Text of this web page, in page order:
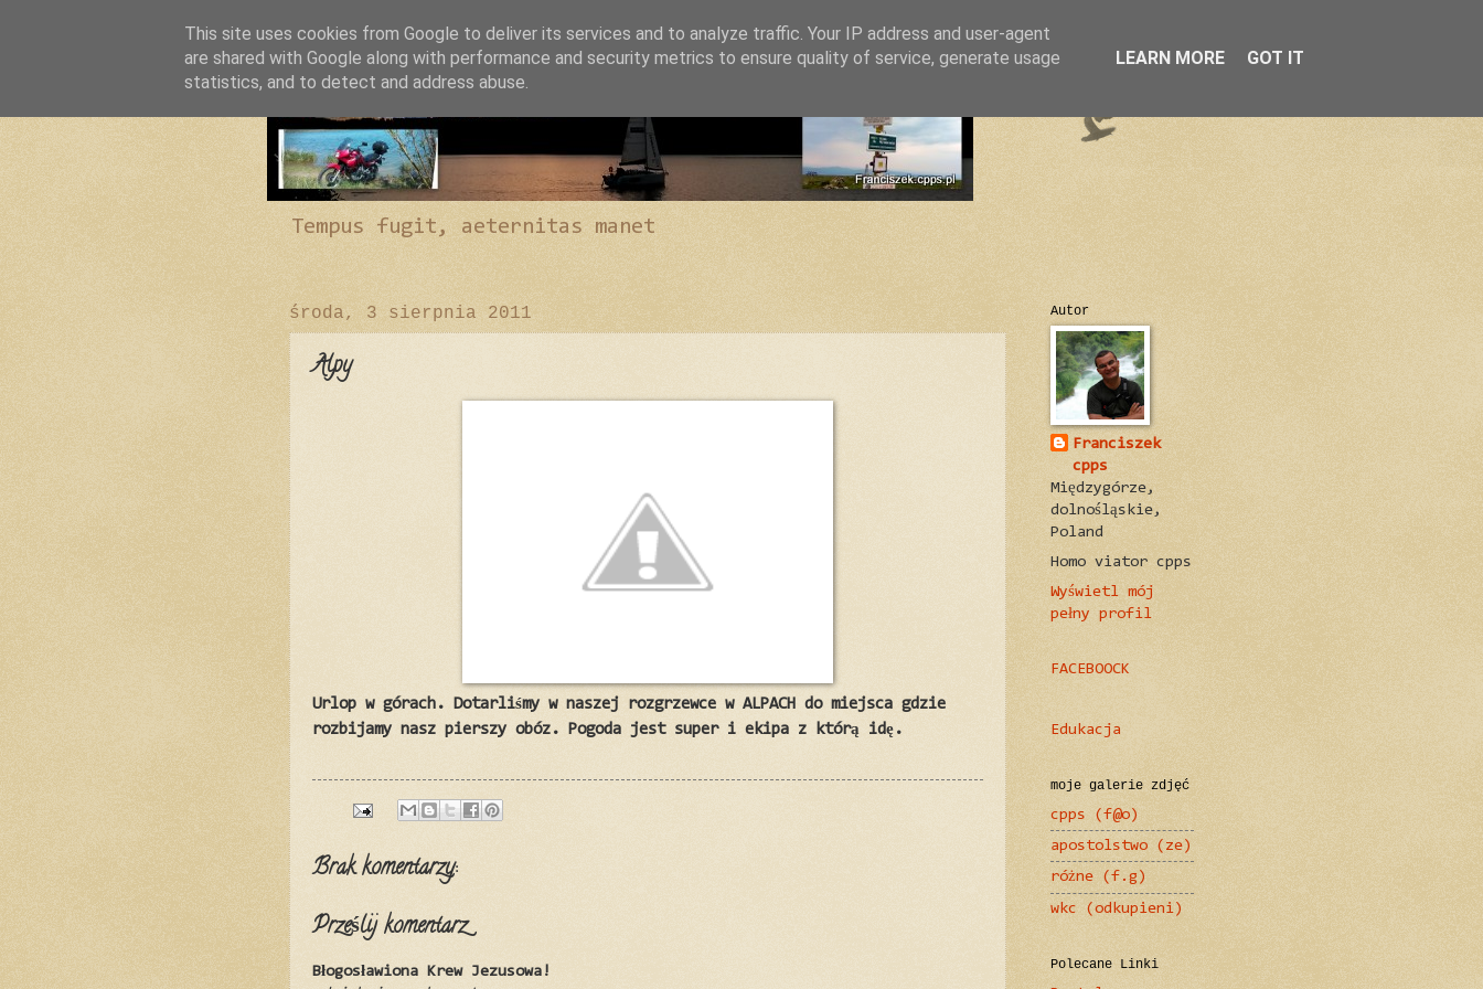
Tempus fugit, aeternitas manet
środa, 3 sierpnia 2011
Alpy
Urlop w górach. Dotarliśmy w naszej rozgrzewce w ALPACH do miejsca gdzie
rozbijamy nasz pierszy obóz. Pogoda jest super i ekipa z którą idę.
Brak komentarzy:
Prześlij komentarz
Błogosławiona Krew Jezusowa!
Autor
Franciszek
cpps
Międzygórze,
dolnośląskie,
Poland
Homo viator cpps
Wyświetl mój
pełny profil
FACEBOOCK
Edukacja
moje galerie zdjęć
cpps (f@o)
apostolstwo (ze)
różne (f.g)
wkc (odkupieni)
Polecane Linki
This site uses cookies from Google to deliver its services and to analyze traffic. Your IP address and user-agent
are shared with Google along with performance and security metrics to ensure quality of service, generate usage
statistics, and to detect and address abuse.
LEARN MORE GOT IT